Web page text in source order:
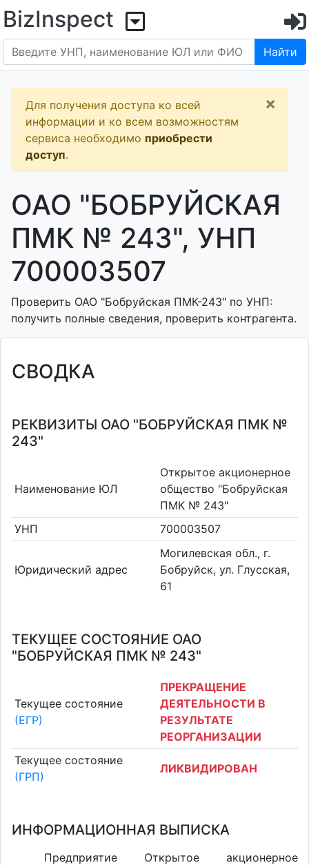
BizInspect
Найти
Для получения доступа ко всей
информации и ко всем возможностям
сервиса необходимо приобрести
доступ.
×
ОАО "БОБРУЙСКАЯ
ПМК № 243", УНП
700003507
Проверить ОАО "Бобруйская ПМК-243" по УНП:
получить полные сведения, проверить контрагента.
СВОДКА
РЕКВИЗИТЫ ОАО "БОБРУЙСКАЯ ПМК №
243"
Наименование ЮЛ
Открытое акционерное
общество "Бобруйская
ПМК № 243"
УНП
700003507
Юридический адрес
Могилевская обл., г.
Бобруйск, ул. Глусская,
61
ТЕКУЩЕЕ СОСТОЯНИЕ ОАО
"БОБРУЙСКАЯ ПМК № 243"
Текущее состояние
(ЕГР)
ПРЕКРАЩЕНИЕ
ДЕЯТЕЛЬНОСТИ В
РЕЗУЛЬТАТЕ
РЕОРГАНИЗАЦИИ
Текущее состояние
(ГРП)
ЛИКВИДИРОВАН
ИНФОРМАЦИОННАЯ ВЫПИСКА
Предприятие Открытое акционерное